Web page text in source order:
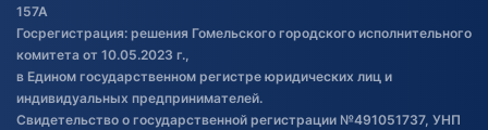
Постановка транспорта на учет
Обновления в ЭПТС 2024
157А
Госрегистрация: решения Гомельского городского исполнительного
комитета от 10.05.2023 г.,
в Едином государственном регистре юридических лиц и
индивидуальных предпринимателей.
Свидетельство о государственной регистрации №491051737, УНП